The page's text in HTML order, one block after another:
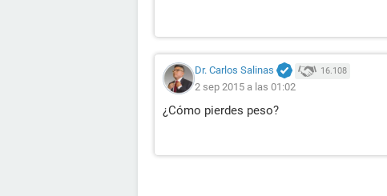
Dr. Carlos Salinas 16.108
2 sep 2015 a las 01:02
¿Cómo pierdes peso?